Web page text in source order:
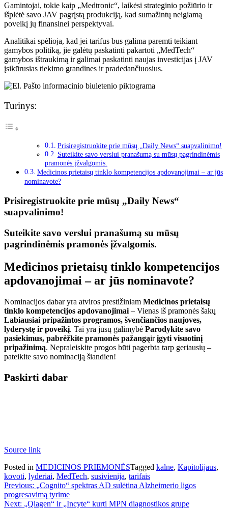
Gamintojai, tokie kaip „Medtronic“, laikėsi strateginio požiūrio ir
išplėtė savo JAV pagrįstą produkciją, kad sumažintų neigiamą
poveikį jų finansinei perspektyvai.
Analitikai spėlioja, kad jei tarifus bus galima paremti teikiant
gamybos politiką, jie galėtų paskatinti pakartoti „MedTech“
gamybos ištraukimą ir galimai paskatinti naujas investicijas į JAV
įsikūrusias tiekimo grandines ir pradedančiuosius.
Turinys:
Prisiregistruokite prie mūsų „Daily News“ suapvalinimo!
Suteikite savo verslui pranašumą su mūsų pagrindinėmis
pramonės įžvalgomis.
Medicinos prietaisų tinklo kompetencijos apdovanojimai – ar jūs
nominavote?
Prisiregistruokite prie mūsų „Daily News“
suapvalinimo!
Suteikite savo verslui pranašumą su mūsų
pagrindinėmis pramonės įžvalgomis.
Medicinos prietaisų tinklo kompetencijos
apdovanojimai – ar jūs nominavote?
Nominacijos dabar yra atviros prestižiniam Medicinos prietaisų
tinklo kompetencijos apdovanojimai– Vienas iš pramonės šakų
Labiausiai pripažintos programos, švenčiančios naujoves,
lyderystę ir poveikį. Tai yra jūsų galimybė Parodykite savo
pasiekimus, pabrėžkite pramonės pažangąirįgyti visuotinį
pripažinimą. Nepraleiskite progos būti pagerbta tarp geriausių –
pateikite savo nominaciją šiandien!
Paskirti dabar
Source link
Posted in MEDICINOS PRIEMONĖSTagged kalne, Kapitolijaus,
kovoti, lyderiai, MedTech, susivienija, tarifais
Navigacija
tarp
Previous: „Cognito“ spektras AD sulėtina Alzheimerio ligos
progresavimą tyrime
Next: „Qiagen“ ir „Incyte“ kurti MPN diagnostikos grupę